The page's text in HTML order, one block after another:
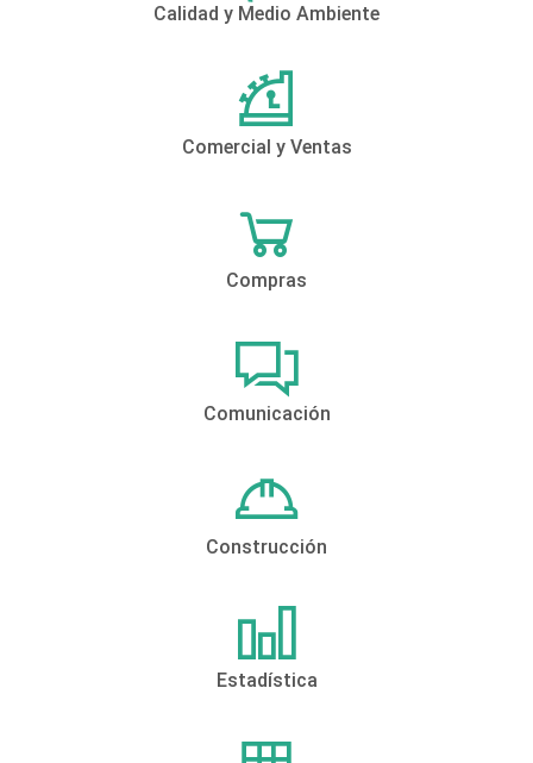
Calidad y Medio Ambiente
Comercial y Ventas
Compras
Comunicación
Construcción
Estadística